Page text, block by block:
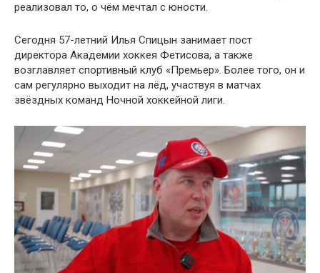
реализовал то, о чём мечтал с юности.
Сегодня 57-летний Илья Спицын занимает пост
директора Академии хоккея Фетисова, а также
возглавляет спортивный клуб «Премьер». Более того, он и
сам регулярно выходит на лёд, участвуя в матчах
звёздных команд Ночной хоккейной лиги.